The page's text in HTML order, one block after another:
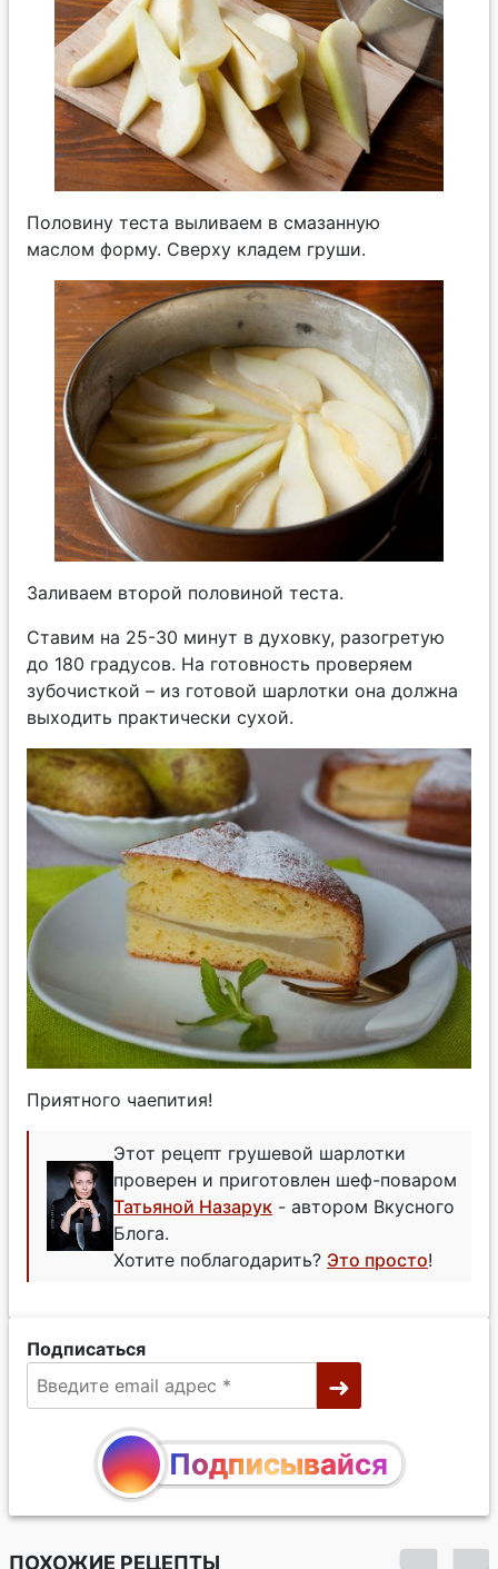
Половину теста выливаем в смазанную
маслом форму. Сверху кладем груши.
Заливаем второй половиной теста.
Ставим на 25-30 минут в духовку, разогретую
до 180 градусов. На готовность проверяем
зубочисткой – из готовой шарлотки она должна
выходить практически сухой.
Приятного чаепития!
Этот рецепт грушевой шарлотки
проверен и приготовлен шеф-поваром
Татьяной Назарук - автором Вкусного
Блога.
Хотите поблагодарить? Это просто!
Подписаться
Подписывайся
ПОХОЖИЕ РЕЦЕПТЫ